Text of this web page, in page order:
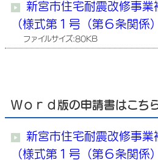
新宮市住宅耐震改修事業
（様式第１号（第６条関係
ファイルサイズ:80KB
Ｗｏｒｄ版の申請書はこち
新宮市住宅耐震改修事業
（様式第１号（第６条関